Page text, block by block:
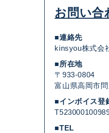
お問い合
■連絡先
kinsyou株式会
■所在地
〒933-0804
富山県高岡市
■インボイス登
■TEL